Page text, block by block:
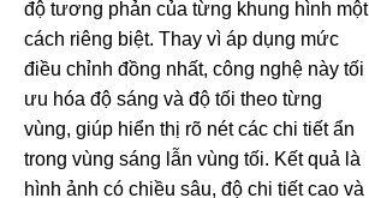
độ tương phản của từng khung hình một
cách riêng biệt. Thay vì áp dụng mức
điều chỉnh đồng nhất, công nghệ này tối
ưu hóa độ sáng và độ tối theo từng
vùng, giúp hiển thị rõ nét các chi tiết ẩn
trong vùng sáng lẫn vùng tối. Kết quả là
hình ảnh có chiều sâu, độ chi tiết cao và